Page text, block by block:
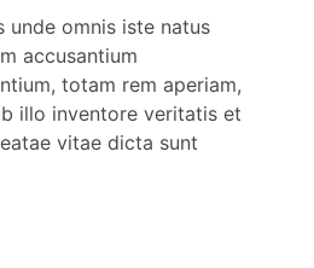
unde omnis iste natus
accusantium
totam rem aperiam,
illo inventore veritatis et
vitae dicta sunt